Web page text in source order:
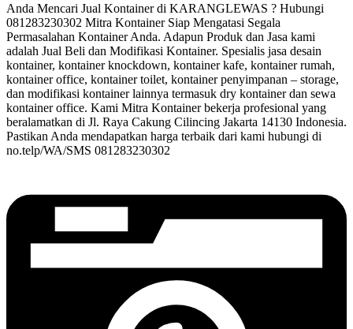
Anda Mencari Jual Kontainer di KARANGLEWAS ? Hubungi
081283230302 Mitra Kontainer Siap Mengatasi Segala
Permasalahan Kontainer Anda. Adapun Produk dan Jasa kami
adalah Jual Beli dan Modifikasi Kontainer. Spesialis jasa desain
kontainer, kontainer knockdown, kontainer kafe, kontainer rumah,
kontainer office, kontainer toilet, kontainer penyimpanan – storage,
dan modifikasi kontainer lainnya termasuk dry kontainer dan sewa
kontainer office. Kami Mitra Kontainer bekerja profesional yang
beralamatkan di Jl. Raya Cakung Cilincing Jakarta 14130 Indonesia.
Pastikan Anda mendapatkan harga terbaik dari kami hubungi di
no.telp/WA/SMS 081283230302